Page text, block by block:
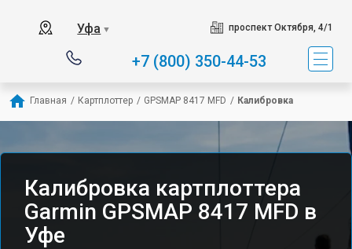
Уфа ▼ проспект Октября, 4/1
+7 (800) 350-44-53
Главная / Картплоттер / GPSMAP 8417 MFD / Калибровка
Калибровка картплоттера
Garmin GPSMAP 8417 MFD в
Уфе